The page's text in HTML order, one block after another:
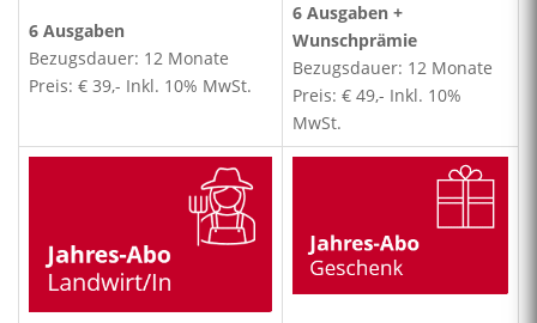
6 Ausgaben
Bezugsdauer: 12 Monate
Preis: € 39,- Inkl. 10% MwSt.
6 Ausgaben +
Wunschprämie
Bezugsdauer: 12 Monate
Preis: € 49,- Inkl. 10%
MwSt.